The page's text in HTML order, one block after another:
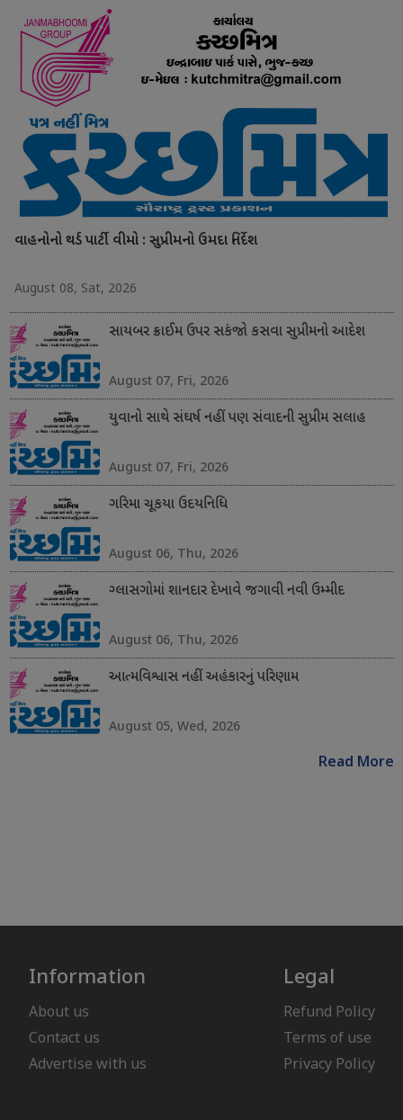
વાહનોનો થર્ડ પાર્ટી વીમો : સુપ્રીમનો ઉમદા નિર્દેશ
August 08, Sat, 2026
સાયબર ક્રાઈમ ઉપર સકંજો કસવા સુપ્રીમનો આદેશ
August 07, Fri, 2026
યુવાનો સાથે સંઘર્ષ નહીં પણ સંવાદની સુપ્રીમ સલાહ
August 07, Fri, 2026
ગરિમા ચૂકયા ઉદયનિધિ
August 06, Thu, 2026
ગ્લાસગોમાં શાનદાર દેખાવે જગાવી નવી ઉમ્મીદ
August 06, Thu, 2026
આત્મવિશ્વાસ નહીં અહંકારનું પરિણામ
August 05, Wed, 2026
Read More
Information
About us
Contact us
Advertise with us
Legal
Refund Policy
Terms of use
Privacy Policy